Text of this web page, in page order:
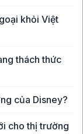
khỏi Việt
thách thức
của Disney?
cho thị trường